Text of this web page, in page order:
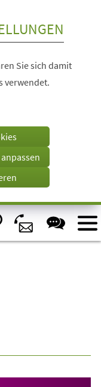
Sie sich damit
verwendet.